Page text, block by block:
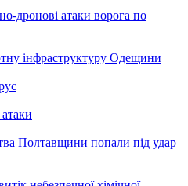
дронові атаки ворога по
інфраструктуру Одещини
Полтавщини попали під удар